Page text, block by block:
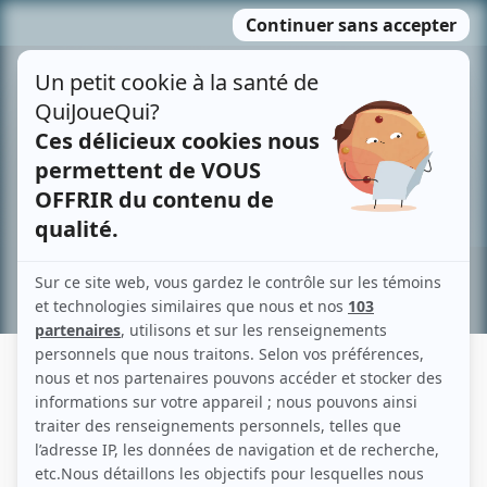
MENU
contenu
Recherche avancée »
ÉMILIE CYRENNE-PARENT
Liens
Fiche de Émilie Cyrenne-Parent sur Showbizz.net